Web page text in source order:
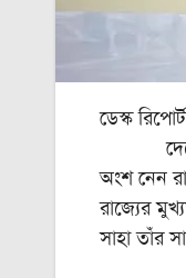
ডেস্ক
দেশের
অংশ নেন
রাজ্যের
সাহা তাঁর